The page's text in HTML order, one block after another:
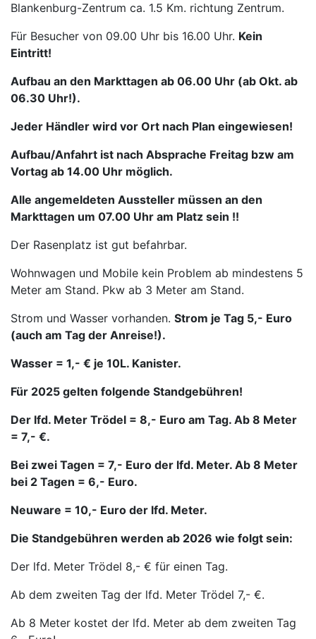
Blankenburg-Zentrum ca. 1.5 Km. richtung Zentrum.
Für Besucher von 09.00 Uhr bis 16.00 Uhr. Kein
Eintritt!
Aufbau an den Markttagen ab 06.00 Uhr (ab Okt. ab
06.30 Uhr!).
Jeder Händler wird vor Ort nach Plan eingewiesen!
Aufbau/Anfahrt ist nach Absprache Freitag bzw am
Vortag ab 14.00 Uhr möglich.
Alle angemeldeten Aussteller müssen an den
Markttagen um 07.00 Uhr am Platz sein !!
Der Rasenplatz ist gut befahrbar.
Wohnwagen und Mobile kein Problem ab mindestens 5
Meter am Stand. Pkw ab 3 Meter am Stand.
Strom und Wasser vorhanden. Strom je Tag 5,- Euro
(auch am Tag der Anreise!).
Wasser = 1,- € je 10L. Kanister.
Für 2025 gelten folgende Standgebühren!
Der lfd. Meter Trödel = 8,- Euro am Tag. Ab 8 Meter
= 7,- €.
Bei zwei Tagen = 7,- Euro der lfd. Meter. Ab 8 Meter
bei 2 Tagen = 6,- Euro.
Neuware = 10,- Euro der lfd. Meter.
Die Standgebühren werden ab 2026 wie folgt sein:
Der lfd. Meter Trödel 8,- € für einen Tag.
Ab dem zweiten Tag der lfd. Meter Trödel 7,- €.
Ab 8 Meter kostet der lfd. Meter ab dem zweiten Tag